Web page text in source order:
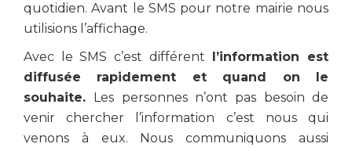
quotidien. Avant le SMS pour notre mairie nous
utilisions l’affichage.
Avec le SMS c’est différent l’information est
diffusée rapidement et quand on le
souhaite. Les personnes n’ont pas besoin de
venir chercher l’information c’est nous qui
venons à eux. Nous communiquons aussi